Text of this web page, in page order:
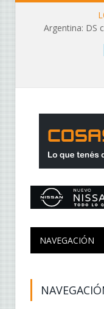
Argentina: DS
NAVEGACIÓN